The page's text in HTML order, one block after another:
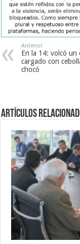
Anterior
En la 14: volcó un
cargado con
chocó
Artículos